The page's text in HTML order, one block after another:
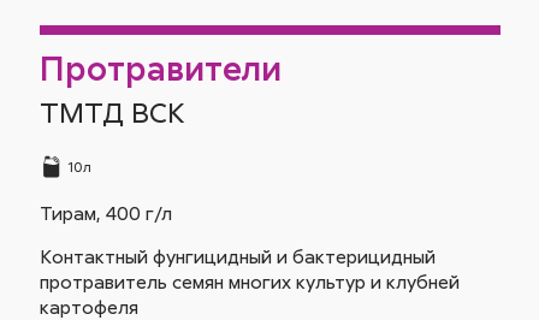
Протравители
ТМТД ВСК
10л
Тирам, 400 г/л
Контактный фунгицидный и бактерицидный
протравитель семян многих культур и клубней
картофеля